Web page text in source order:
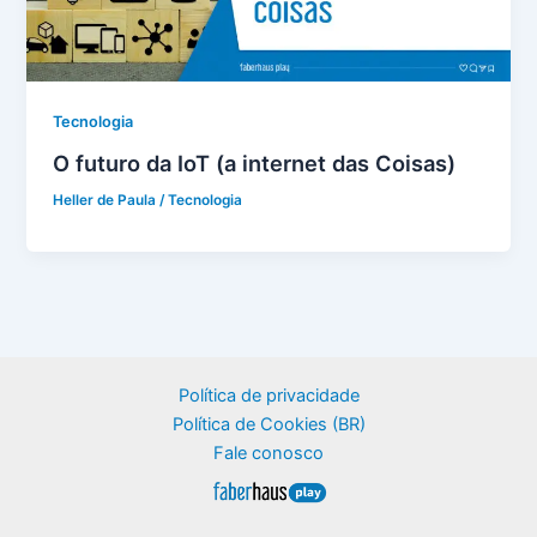
Tecnologia
O futuro da IoT (a internet das Coisas)
Heller de Paula/Tecnologia
Política de privacidade
Política de Cookies (BR)
Fale conosco